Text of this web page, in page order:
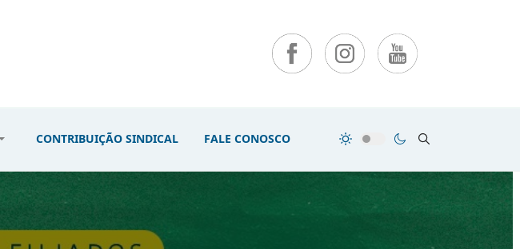
CONTRIBUIÇÃO SINDICAL FALE CONOSCO